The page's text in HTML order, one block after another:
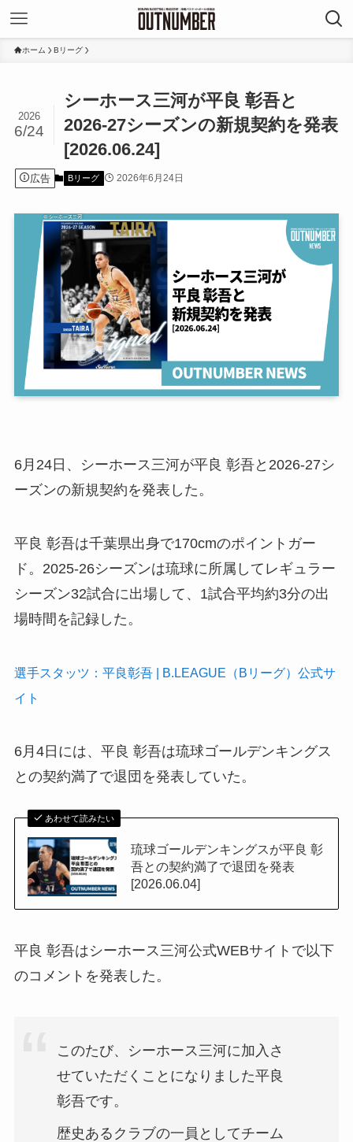
ホーム Bリーグ
シーホース三河が平良 彰吾と
2026-27シーズンの新規契約を発表
[2026.06.24]
2026
6/24
広告 Bリーグ 2026年6月24日
6月24日、シーホース三河が平良 彰吾と2026-27シ
ーズンの新規契約を発表した。
平良 彰吾は千葉県出身で170cmのポイントガー
ド。2025-26シーズンは琉球に所属してレギュラー
シーズン32試合に出場して、1試合平均約3分の出
場時間を記録した。
選手スタッツ：平良彰吾 | B.LEAGUE（Bリーグ）公式サ
イト
6月4日には、平良 彰吾は琉球ゴールデンキングス
との契約満了で退団を発表していた。
あわせて読みたい
琉球ゴールデンキングスが平良 彰
吾との契約満了で退団を発表
[2026.06.04]
平良 彰吾はシーホース三河公式WEBサイトで以下
のコメントを発表した。
このたび、シーホース三河に加入さ
せていただくことになりました平良
彰吾です。
歴史あるクラブの一員としてチーム